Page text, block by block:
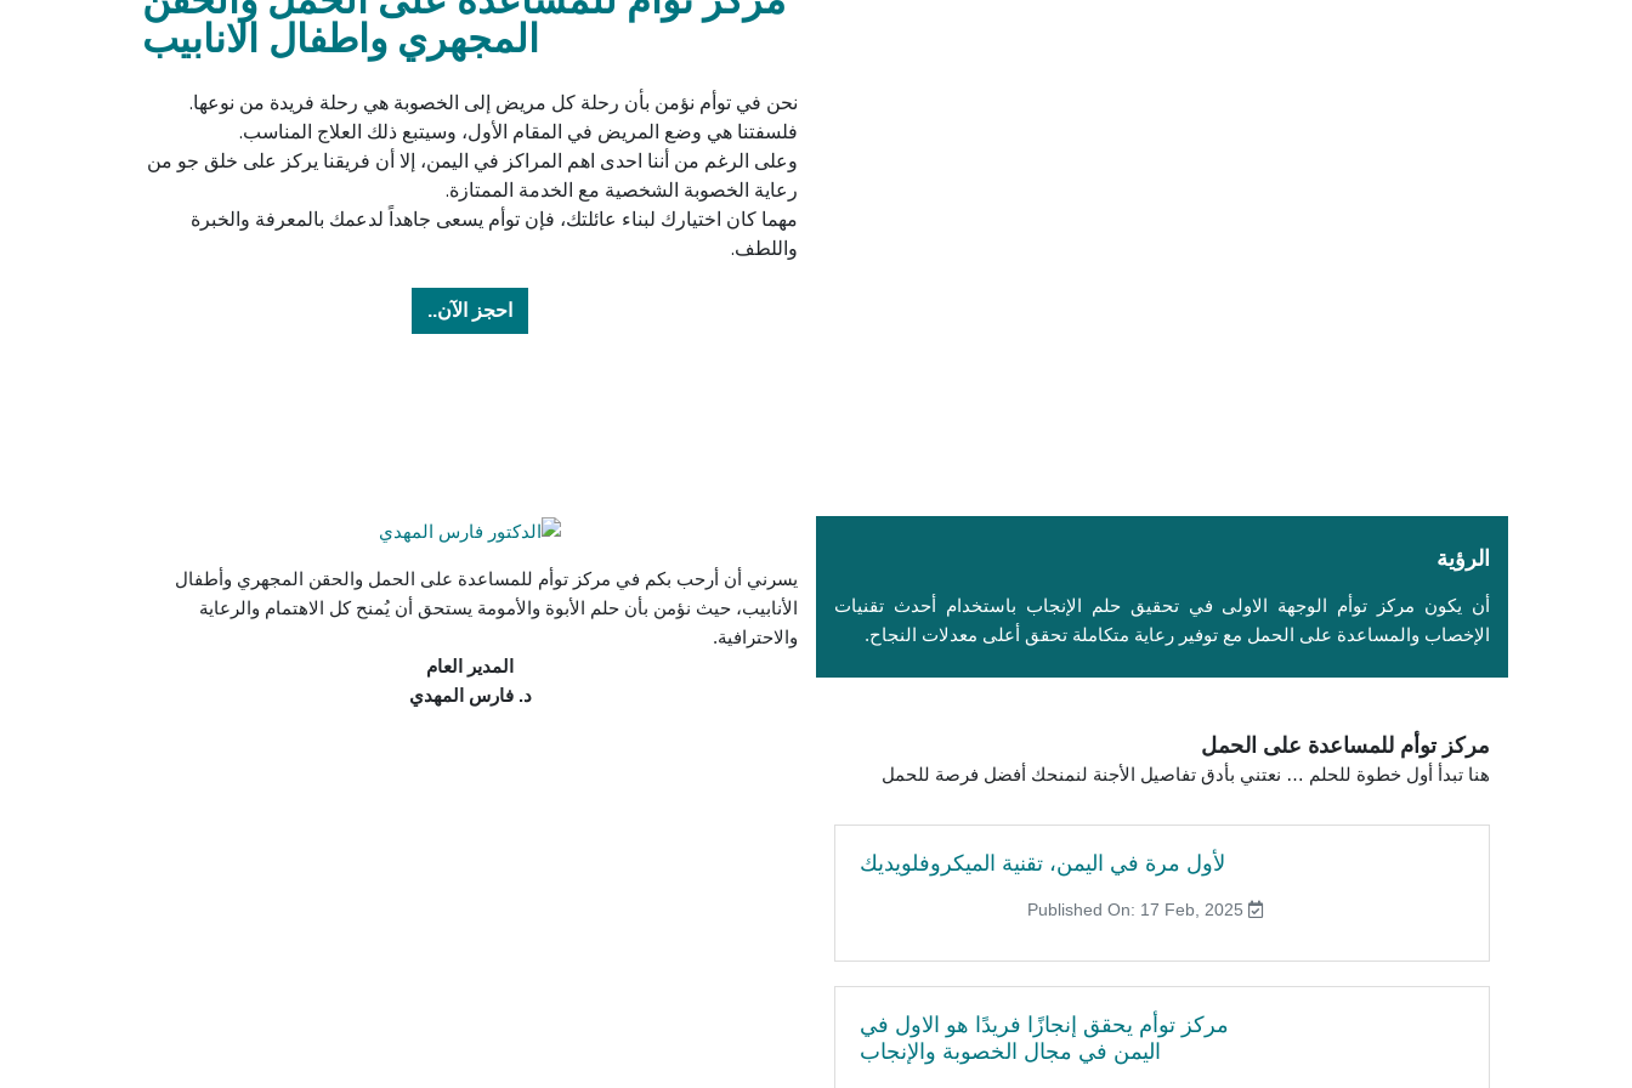
المجهري واطفال الانابيب
نحن في توأم نؤمن بأن رحلة كل مريض إلى الخصوبة هي رحلة فريدة من نوعها.
فلسفتنا هي وضع المريض في المقام الأول، وسيتبع ذلك العلاج المناسب.
وعلى الرغم من أننا احدى اهم المراكز في اليمن، إلا أن فريقنا يركز على خلق جو من
رعاية الخصوبة الشخصية مع الخدمة الممتازة.
مهما كان اختيارك لبناء عائلتك، فإن توأم يسعى جاهداً لدعمك بالمعرفة والخبرة
واللطف.
احجز الآن..
الرؤية
أن يكون مركز توأم الوجهة الاولى في تحقيق حلم الإنجاب باستخدام أحدث تقنيات
الإخصاب والمساعدة على الحمل مع توفير رعاية متكاملة تحقق أعلى معدلات النجاح.
مركز توأم للمساعدة على الحمل
هنا تبدأ أول خطوة للحلم … نعتني بأدق تفاصيل الأجنة لنمنحك أفضل فرصة للحمل
لأول مرة في اليمن، تقنية الميكروفلويديك
مركز توأم يحقق إنجازًا فريدًا هو الاول في
اليمن في مجال الخصوبة والإنجاب
يسرني أن أرحب بكم في مركز توأم للمساعدة على الحمل والحقن المجهري وأطفال
الأنابيب، حيث نؤمن بأن حلم الأبوة والأمومة يستحق أن يُمنح كل الاهتمام والرعاية
والاحترافية.
المدير العام
د. فارس المهدي